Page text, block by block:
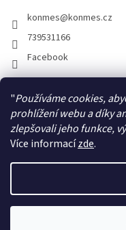
"Používáme cookies,
prohlížení webu a díky
zlepšovali jeho funkce,
Více informacízde.
konmes@konmes.cz
739531166
Facebook
Facebook